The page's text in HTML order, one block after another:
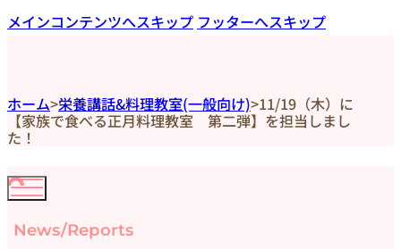
メインコンテンツへスキップ フッターへスキップ
ホーム>栄養講話&料理教室(一般向け)>11/19（木）に
【家族で食べる正月料理教室 第二弾】を担当しまし
た！
News/Reports